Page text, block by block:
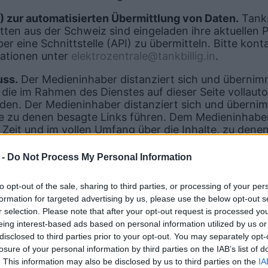
Do Not Process My Personal Information
opt-out of the sale, sharing to third parties, or processing of your
for targeted advertising by us, please use the below opt-out
selection. Please note that after your opt-out request is processed
interest-based ads based on personal information utilized by us
to third parties prior to your opt-out. You may separately
of your personal information by third parties on the IAB’s list of
This information may also be disclosed by us to third parties on the
zur automatisierten Übermittlung von Daten.
aus der Schweiz sind eingeladen ihre aktuellen
eine Schnittstelle (API) zu übermitteln. Bitte
unter elektrozentrale@tankbillig.in.
Der Medieninhaber distanziert sich und
im Rahmen des Dienstes auf dieser Seite
Der Medieninhaber distanziert sich und
zu denen besagte Links führen. Dem
und im vollen Umfang über die Inhalte, zu
spiegeln nicht die des Medieninhabers wider.
Allein aufgrund der bloßen Nennung ist nicht
sich diese zu eigen macht. Sollten Sie
verletzt werden, teilen Sie das dem
und zu Recht beanstandete Inhalte werden nach
Form von Abmahnung durch Rechtsanwälte